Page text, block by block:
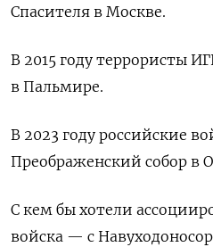
Спасителя в Москве.
В 2015 году террористы
в Пальмире.
В 2023 году российские
Преображенский собор в
С кем бы хотели
войска — с